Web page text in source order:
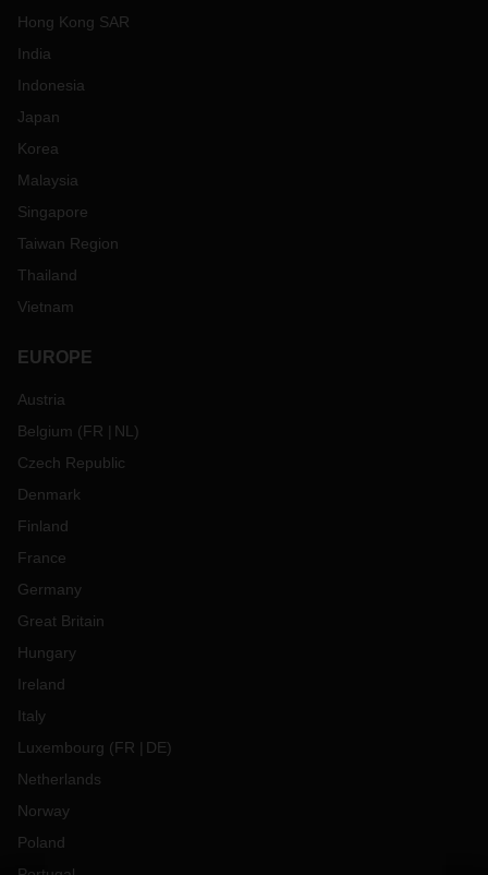
Hong Kong SAR
India
Indonesia
Japan
Korea
Malaysia
Singapore
Taiwan Region
Thailand
Vietnam
EUROPE
Austria
Belgium (FR NL )
Czech Republic
Denmark
Finland
France
Germany
Great Britain
Hungary
Ireland
Italy
Luxembourg (FR DE)
Netherlands
Norway
Poland